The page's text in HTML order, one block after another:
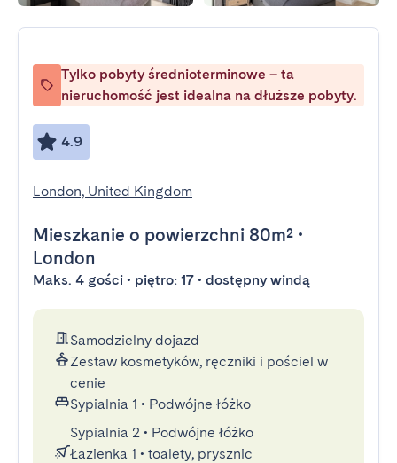
Tylko pobyty średnioterminowe – ta
nieruchomość jest idealna na dłuższe pobyty.
4.9
London, United Kingdom
Mieszkanie o powierzchni 80m² •
London
Maks. 4 gości • piętro: 17 • dostępny windą
Samodzielny dojazd
Zestaw kosmetyków, ręczniki i pościel w
cenie
Sypialnia 1 • Podwójne łóżko
Sypialnia 2 • Podwójne łóżko
Łazienka 1 • toalety, prysznic